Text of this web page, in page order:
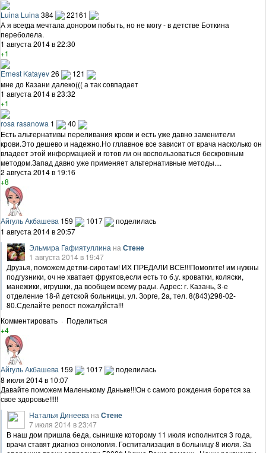
Luina Luina 384
22161
А я всегда мечтала донором побыть, но не могу - в детстве Боткина
переболела.
1 августа 2014 в 22:30
+1
Ernest Katayev26
121
мне до Казани далеко((( а так совпадает
1 августа 2014 в 23:32
+1
rosa rasanowa 1
40
Есть альтернативы переливания крови и есть уже давно заменители
крови.Это дешево и надежно.Но гллавное все зависит от врача насколько он
владеет этой информацией и готов ли он воспользоваться бескровным
методом.Запад давно уже применяет альтернативные методы....
2 августа 2014 в 19:16
+8
Айгуль Акбашева 159 1017
поделилась
1 августа 2014 в 20:57
Эльмира Гафиятуллина на Стене
1 августа 2014 в 19:47
Друзья, поможем детям-сиротам! ИХ ПРЕДАЛИ ВСЕ!!!Помогите! им нужны
подгузники, оч не хватает фруктов,если есть то б.у. кроватки, коляски,
манежики, игрушки, да вообщем всему рады. Адрес: г. Казань, 3-е
отделение 18-й детской больницы, ул. Зорге, 2а, тел. 8(843)298-02-
80.Сделайте репост пожалуйста!!!
Комментировать · Поделиться
+4
Айгуль Акбашева 159 1017
поделилась
8 июля 2014 в 10:07
Давайте поможем Маленькому Даньке!!!Он с самого рождения борется за
свое здоровье!!!!!
Наталья Динеева на Стене
7 июля 2014 в 23:47
В наш дом пришла беда, сынишке которому 11 июля исполнится 3 года,
врачи ставят диагноз онкология. Госпитализация в больницу 8 июля. За